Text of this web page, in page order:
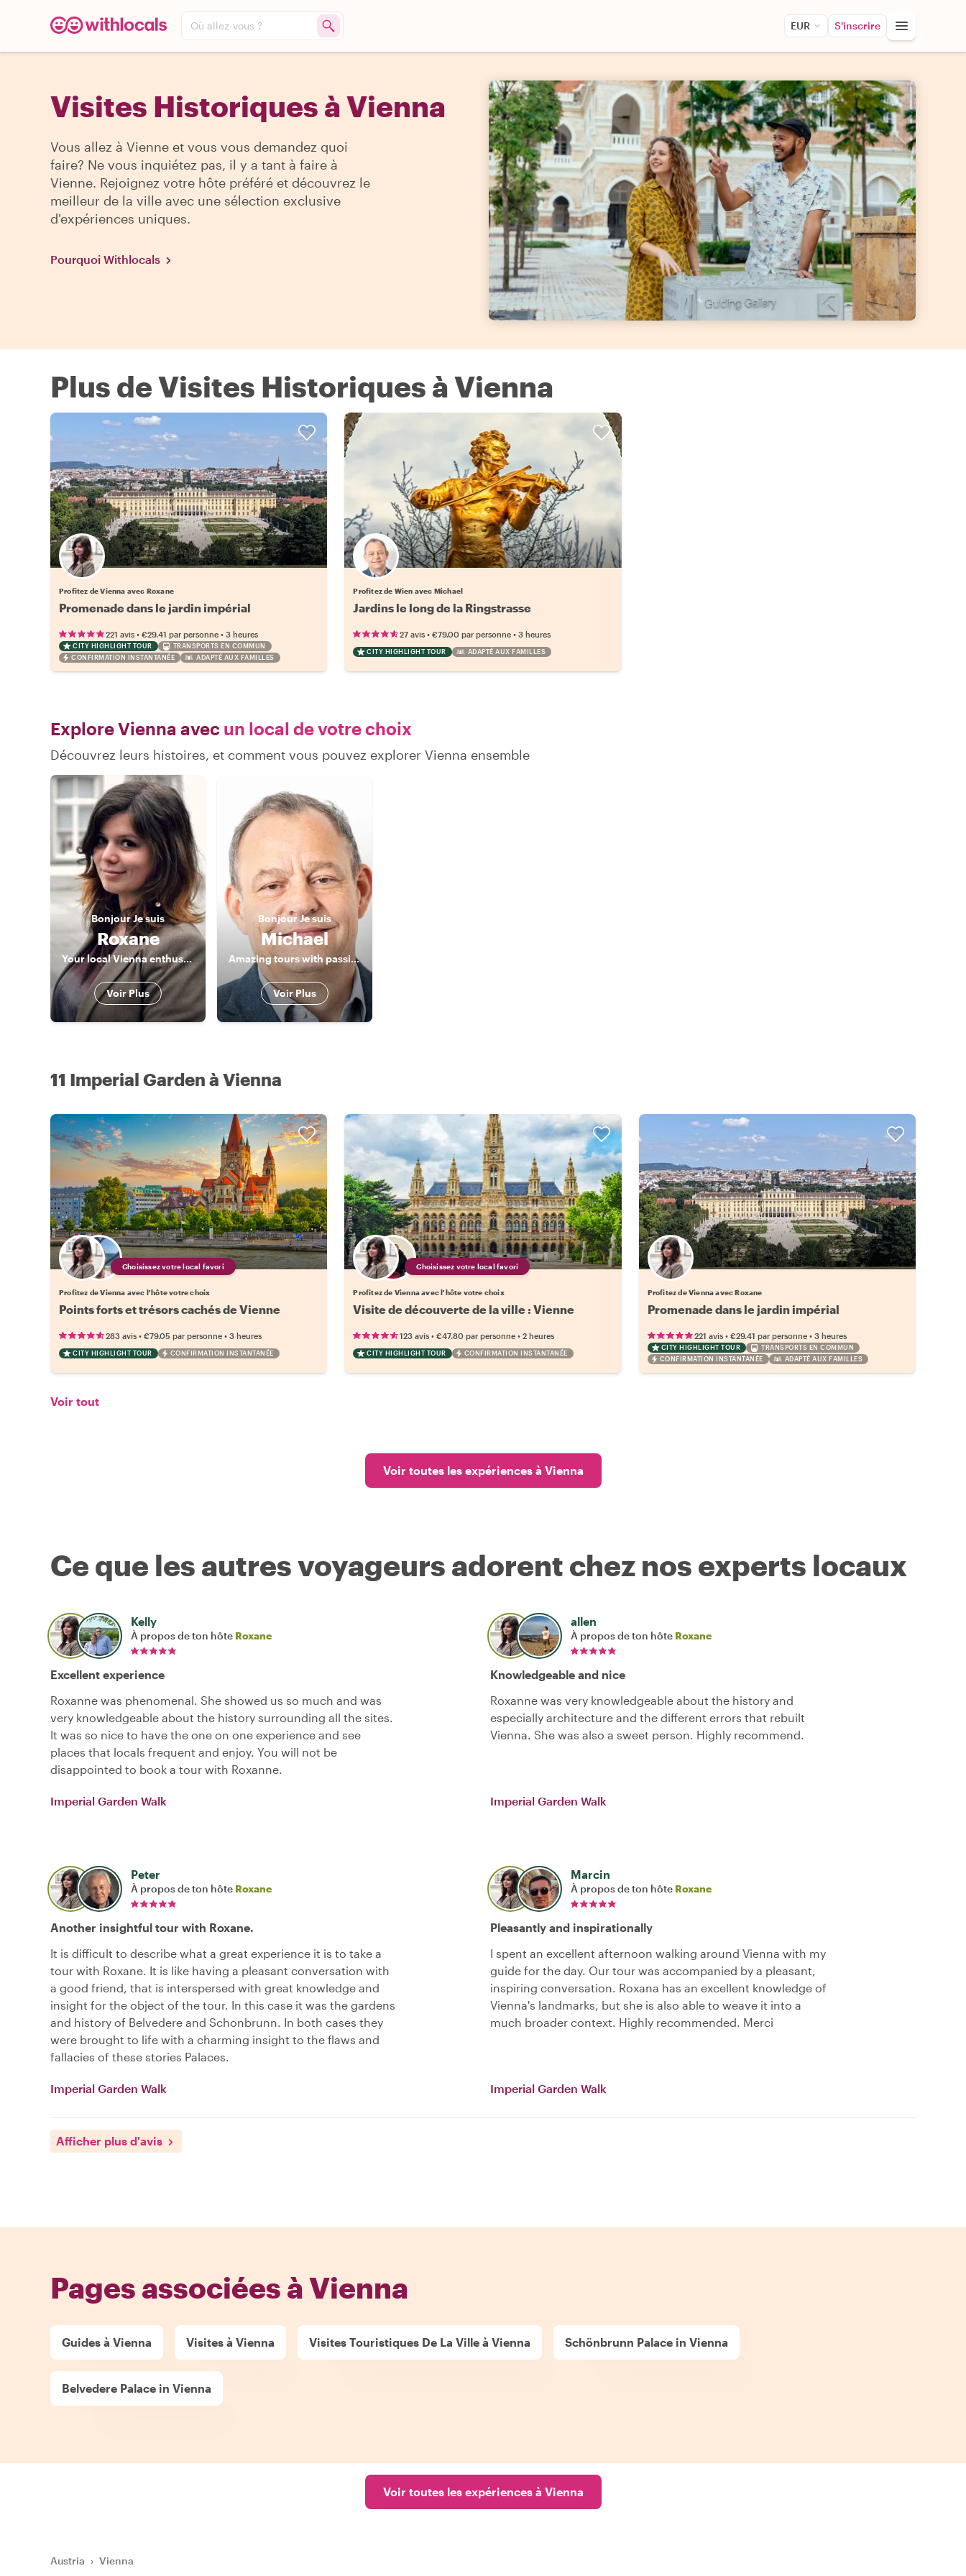
Où allez-vous ? EUR S'inscrire
Visites Historiques à Vienna
Vous allez à Vienne et vous vous demandez quoi
faire? Ne vous inquiétez pas, il y a tant à faire à
Vienne. Rejoignez votre hôte préféré et découvrez le
meilleur de la ville avec une sélection exclusive
d'expériences uniques.
Pourquoi Withlocals
Plus de Visites Historiques à Vienna
Profitez de Vienna avec Roxane
Promenade dans le jardin impérial
221 avis • €29.41 par personne • 3 heures
CITY HIGHLIGHT TOUR
TRANSPORTS EN COMMUN
CONFIRMATION INSTANTANÉE
ADAPTÉ AUX FAMILLES
Profitez de Wien avec Michael
Jardins le long de la Ringstrasse
27 avis •€79.00 par personne •3 heures
CITY HIGHLIGHT TOUR ADAPTÉ AUX FAMILLES
Explore Vienna avec un local de votre choix
Découvrez leurs histoires, et comment vous pouvez explorer Vienna ensemble
BonjourJe suis
Roxane
Your local Vienna enthusiast
Voir Plus
BonjourJe suis
Michael
Amazing tours with passionate local
Voir Plus
11 Imperial Garden à Vienna
Choisissez votre local favori
Profitez de Vienna avec l'hôte votre choix
Points forts et trésors cachés de Vienne
283 avis • €79.05 par personne • 3 heures
CITY HIGHLIGHT TOUR CONFIRMATION INSTANTANÉE
Choisissez votre local favori
Profitez de Vienna avec l'hôte votre choix
Visite de découverte de la ville : Vienne
123 avis •€47.80 par personne •2 heures
CITY HIGHLIGHT TOUR CONFIRMATION INSTANTANÉE
Profitez de Vienna avec Roxane
Promenade dans le jardin impérial
221 avis• €29.41 par personne• 3 heures
CITY HIGHLIGHT TOUR
TRANSPORTS EN COMMUN
CONFIRMATION INSTANTANÉE
ADAPTÉ AUX FAMILLES
Voir tout
Voir toutes les expériences à Vienna
Ce que les autres voyageurs adorent chez nos experts locaux
Kelly
À propos de ton hôte Roxane
Excellent experience
Roxanne was phenomenal. She showed us so much and was
very knowledgeable about the history surrounding all the sites.
It was so nice to have the one on one experience and see
places that locals frequent and enjoy. You will not be
disappointed to book a tour with Roxanne.
Imperial Garden Walk
allen
À propos de ton hôte Roxane
Knowledgeable and nice
Roxanne was very knowledgeable about the history and
especially architecture and the different errors that rebuilt
Vienna. She was also a sweet person. Highly recommend.
Imperial Garden Walk
Peter
À propos de ton hôte Roxane
Another insightful tour with Roxane.
It is difficult to describe what a great experience it is to take a
tour with Roxane. It is like having a pleasant conversation with
a good friend, that is interspersed with great knowledge and
insight for the object of the tour. In this case it was the gardens
and history of Belvedere and Schonbrunn. In both cases they
were brought to life with a charming insight to the flaws and
fallacies of these stories Palaces.
Imperial Garden Walk
Marcin
À propos de ton hôte Roxane
Pleasantly and inspirationally
I spent an excellent afternoon walking around Vienna with my
guide for the day. Our tour was accompanied by a pleasant,
inspiring conversation. Roxana has an excellent knowledge of
Vienna's landmarks, but she is also able to weave it into a
much broader context. Highly recommended. Merci
Imperial Garden Walk
Afficher plus d'avis
Pages associées à Vienna
Guides à Vienna Visites à Vienna Visites Touristiques De La Ville à Vienna Schönbrunn Palace in Vienna
Belvedere Palace in Vienna
Voir toutes les expériences à Vienna
Austria › Vienna